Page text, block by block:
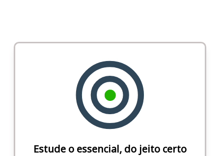
Estude o essencial, do jeito certo